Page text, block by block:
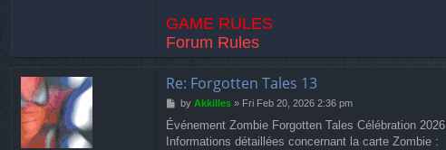
GAME RULES
Forum Rules
Re: Forgotten Tales 13
P
s
t
by Akkilles» Fri Feb 20, 2026 2:36 pm
Événement Zombie Forgotten Tales Célébration 2026
Informations détaillées concernant la carte Zombie :